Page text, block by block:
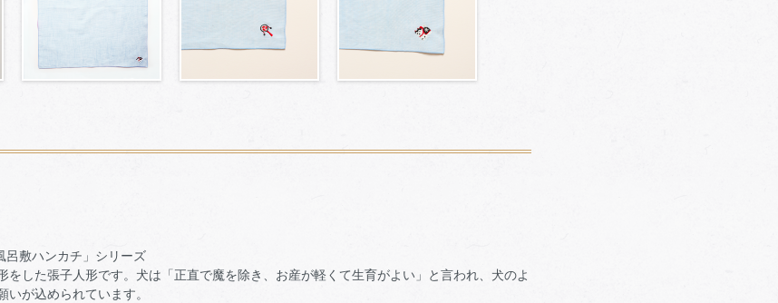
人形町風呂敷ハンカチ」シリーズ
をした張子人形です。犬は「正直で魔を除き、お産が軽くて生育がよい」と言われ、犬のよ
いが込められています。